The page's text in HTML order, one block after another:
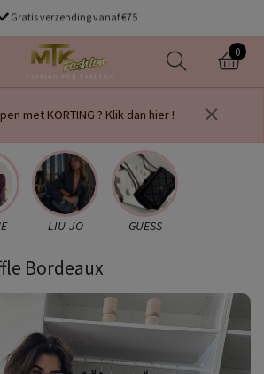
Gratis verzending vanaf €75
0
met KORTING ? Klik dan hier !
LIU-JO GUESS
Bordeaux